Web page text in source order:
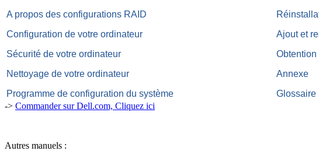
A propos des configurations RAID
Configuration de votre ordinateur
Sécurité de votre ordinateur
Nettoyage de votre ordinateur
Programme de configuration du système
Ajout et
Obtention
Annexe
Glossaire
-> Commander sur Dell.com, Cliquez ici
Autres manuels :